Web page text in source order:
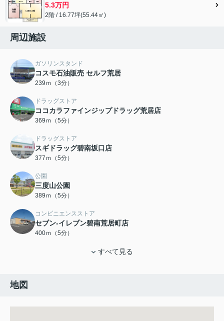
5.3万円
2階 / 16.77坪(55.44㎡)
周辺施設
ガソリンスタンド
コスモ石油販売 セルフ荒居
239ｍ（3分）
ドラッグストア
ココカラファインジップドラッグ荒居店
369ｍ（5分）
ドラッグストア
スギドラッグ碧南坂口店
377ｍ（5分）
公園
三度山公園
389ｍ（5分）
コンビニエンスストア
セブン-イレブン碧南荒居町店
400ｍ（5分）
すべて見る
地図